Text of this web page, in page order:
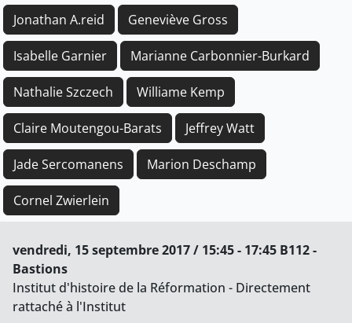
Jonathan A.reid Geneviève Gross
Isabelle Garnier Marianne Carbonnier-Burkard
Nathalie Szczech Williame Kemp
Claire Moutengou-Barats Jeffrey Watt
Jade Sercomanens Marion Deschamp
Cornel Zwierlein
vendredi, 15 septembre 2017 / 15:45 - 17:45 B112 -
Bastions
Institut d'histoire de la Réformation - Directement
rattaché à l'Institut